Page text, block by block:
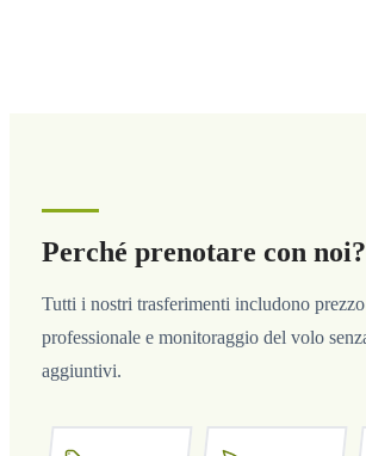
Perché prenotare con noi?
Tutti i nostri trasferimenti includono
professionale e monitoraggio del volo
aggiuntivi.